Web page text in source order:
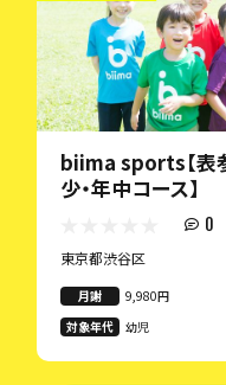
biima sports【表
少・年中コース】
0
東京都渋谷区
月謝
9,980円
対象年代
幼児